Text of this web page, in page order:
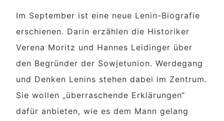
Im September ist eine neue Lenin-Biografie
erschienen. Darin erzählen die Historiker
Verena Moritz und Hannes Leidinger über
den Begründer der Sowjetunion. Werdegang
und Denken Lenins stehen dabei im Zentrum.
Sie wollen „überraschende Erklärungen“
dafür anbieten, wie es dem Mann gelang